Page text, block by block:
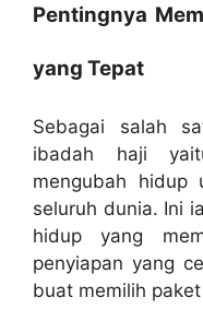
Pentingnya
yang Tepat
Sebagai salah
ibadah haji
mengubah hidup
seluruh dunia. Ini
hidup yang
penyiapan yang
buat memilih